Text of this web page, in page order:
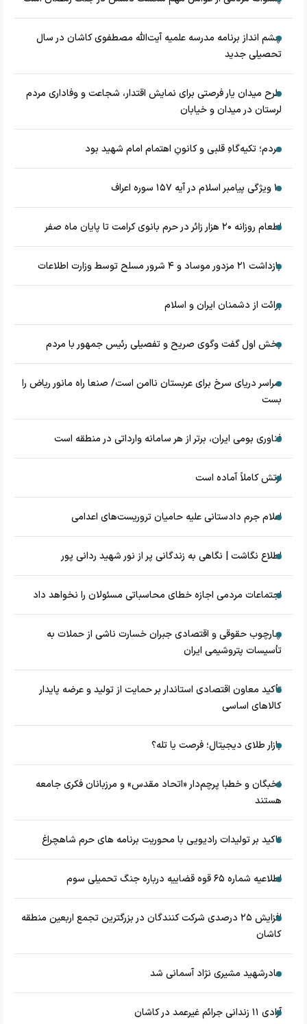
چشم‌ انداز برنامه مدرسه علمیه آیت‌الله مصطفوی کاشان در سال
تحصیلی جدید
طرح میدان یار فرصتی برای نمایش اقتدار، شجاعت و وفاداری مردم
لرستان در میدان و خیابان
مردم؛ تکیه‌گاهِ قلبی و کانونِ اهتمام امام شهید بود
۱۰ ویژگی پیامبر اسلام در آیه ۱۵۷ سوره اعراف
اطعام روزانه ۲۰ هزار زائر در حرم بانوی کرامت تا پایان ماه صفر
بازداشت ۲۱ مزدور موساد و ۴ شرور مسلح توسط وزارت اطلاعات
برائت از دشمنان ایران و اسلام
بخش اول گفت وگوی صریح و تفصیلی رئیس جمهور با مردم
سراسر دریای سرخ برای عربستان ناامن است/ صنعا راه مانور ریاض را
بست
فناوری بومی ایران، برتر از هر سامانه وارداتی در منطقه است
ارتش کاملاً آماده است
اعلام جرم دادستانی علیه حامیان تروریست‌های اعدامی
اطلاع نگاشت | نگاهی به زندگانی پر از نور شهید ردانی پور
اجتماعات مردمی اجازه خطای محاسباتی مسئولان را نخواهد داد
چارچوب حقوقی و اقتصادی جبران خسارت ناشی از حملات به
تأسیسات پتروشیمی ایران
تأکید معاون اقتصادی استاندار بر حمایت از تولید و عرضه پایدار
کالاهای اساسی
بازار طلای دیجیتال؛ فرصت یا تله؟
نخبگان و خطبا پرچم‌دار «اتحاد مقدس» و مرزبانان فکری جامعه
هستند
تاکید بر تولیدات رادیویی با محوریت برنامه های حرم شاهچراغ
اطلاعیه شماره ۶۵ قوه قضاییه درباره جنگ تحمیلی سوم
افزایش ۲۵ درصدی شرکت کنندگان در بزرگترین تجمع اربعین منطقه
کاشان
مادرشهید مشیری نژاد آسمانی شد
آزادی ۱۱ زندانی جرائم غیرعمد در کاشان